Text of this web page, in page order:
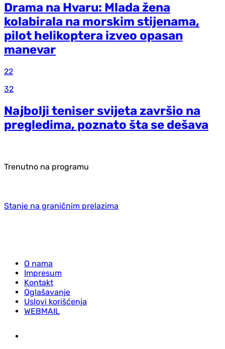
Drama na Hvaru: Mlada žena
kolabirala na morskim stijenama,
pilot helikoptera izveo opasan
manevar
22
32
Najbolji teniser svijeta završio na
pregledima, poznato šta se dešava
Trenutno na programu
Stanje na graničnim prelazima
O nama
Impresum
Kontakt
Oglašavanje
Uslovi korišćenja
WEBMAIL